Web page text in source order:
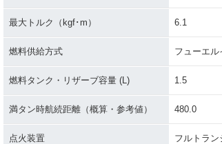
最大トルク（kgf･m） 6.1
燃料供給方式 フューエル
燃料タンク・リザーブ容量 (L) 1.5
満タン時航続距離（概算・参考値） 480.0
点火装置 フルトラン